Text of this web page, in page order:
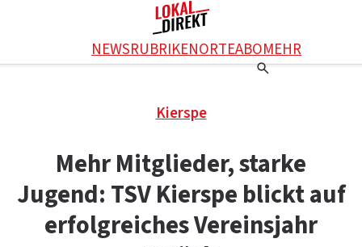
NEWSRUBRIKENORTEABOMEHR
Werbung schalten
Kontakt
Das Team
Über uns
KONTAKT
DAS TEAM
ÜBER UNS
Kierspe
Mehr Mitglieder, starke
Jugend: TSV Kierspe blickt auf
erfolgreiches Vereinsjahr
Drucken